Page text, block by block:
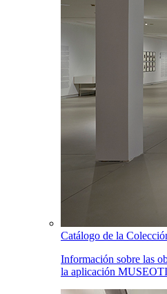
Catálogo de la
Información sobre las
la aplicación